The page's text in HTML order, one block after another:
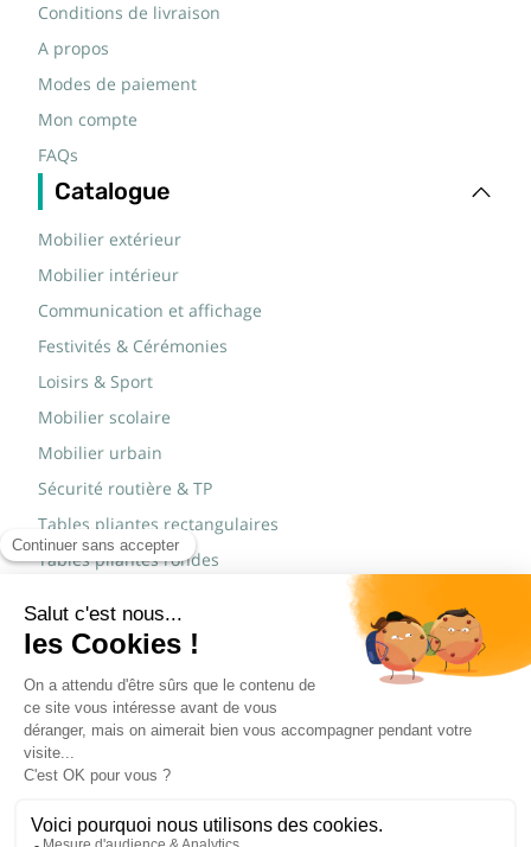
Conditions de livraison
A propos
Modes de paiement
Mon compte
FAQs
Catalogue
Mobilier extérieur
Mobilier intérieur
Communication et affichage
Festivités & Cérémonies
Loisirs & Sport
Mobilier scolaire
Mobilier urbain
Sécurité routière & TP
Tables pliantes rectangulaires
Tables pliantes rondes
Marques
JAD Groupe
Procity®